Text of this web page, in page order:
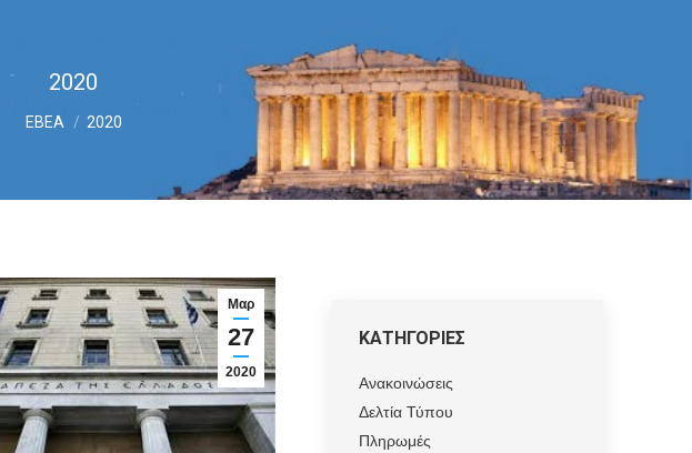
2020
ΕΒΕΑ 2020
Μαρ
27
2020
ΚΑΤΗΓΟΡΙΕΣ
Ανακοινώσεις
Δελτία Τύπου
Πληρωμές